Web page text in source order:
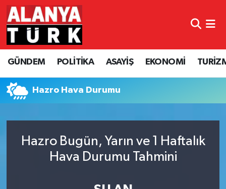
GÜNDEM POLİTİKA ASAYİŞ EKONOMİ
Hazro Hava Durumu
Hazro Bugün, Yarın ve 1 Haftalık
Hava Durumu Tahmini
GÜNDEM
POLİTİKA
ASAYİŞ
TURİZM
Nöbetçi Eczaneler
Hava Durumu
Namaz Vakitleri
Süper Lig Puan Durumu ve Fikstür